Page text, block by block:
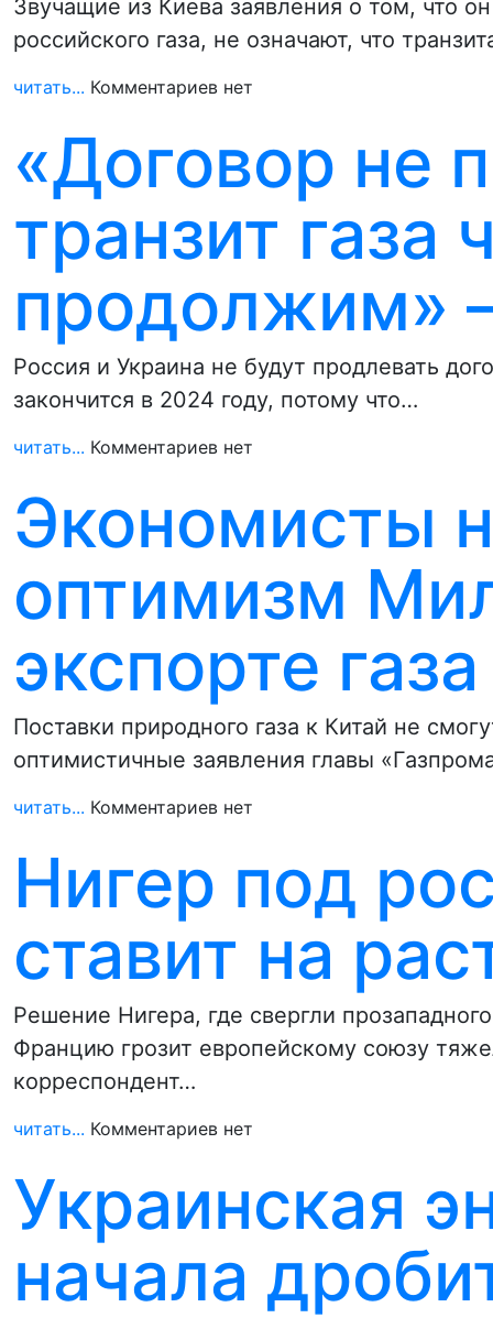
Звучащие из Киева заявления о том, что
российского газа, не означают, что
читать... Комментариев нет
«Договор не
транзит газа
продолжим»
Россия и Украина не будут продлевать
закончится в 2024 году, потому что…
читать... Комментариев нет
Экономисты
оптимизм
экспорте
Поставки природного газа к Китай не
оптимистичные заявления главы
читать... Комментариев нет
Нигер под
ставит на
Решение Нигера, где свергли
Францию грозит европейскому союзу
корреспондент…
читать... Комментариев нет
Украинская
начала